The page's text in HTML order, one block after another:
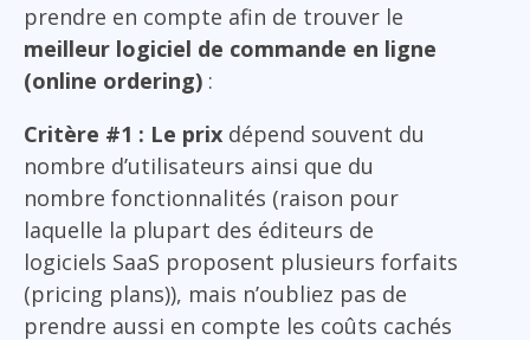
prendre en compte afin de trouver le
meilleur logiciel de commande en ligne
(online ordering) :
Critère #1 : Le prix dépend souvent du
nombre d’utilisateurs ainsi que du
nombre fonctionnalités (raison pour
laquelle la plupart des éditeurs de
logiciels SaaS proposent plusieurs forfaits
(pricing plans)), mais n’oubliez pas de
prendre aussi en compte les coûts cachés